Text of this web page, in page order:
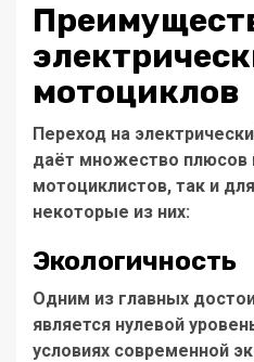
мотоциклов
Переход на
даёт множество плюсов
мотоциклистов, так и
некоторые из них:
Экологичность
Одним из главных
является нулевой
условиях современной